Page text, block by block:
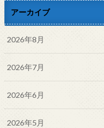
アーカイブ
2026年8月
2026年7月
2026年6月
2026年5月